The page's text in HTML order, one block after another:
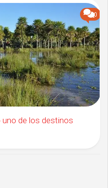
0
de los destinos